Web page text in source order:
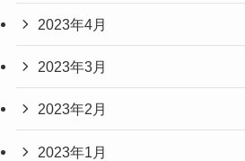
2023年4月
2023年3月
2023年2月
2023年1月